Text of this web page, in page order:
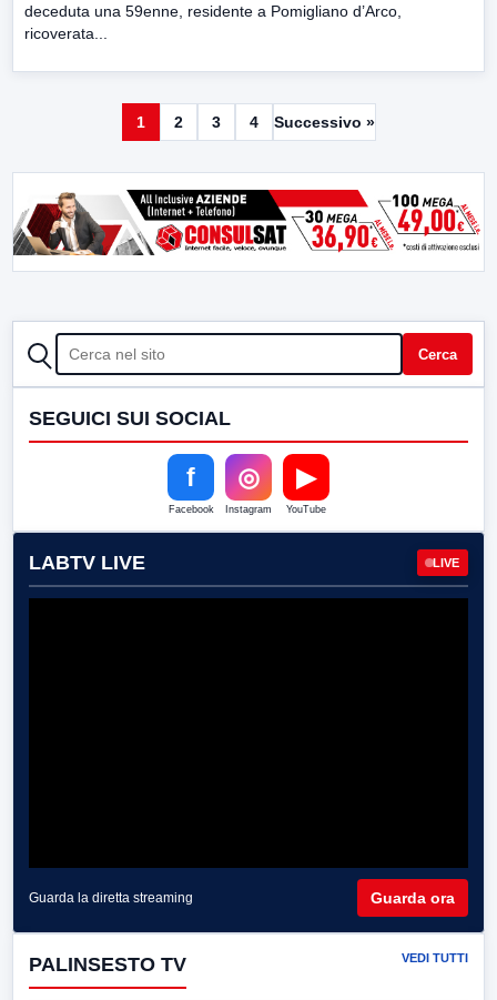
deceduta una 59enne, residente a Pomigliano d’Arco,
ricoverata...
1 2 3 4 Successivo »
CERCA Cerca
SEGUICI SUI SOCIAL
f
Facebook
◎
Instagram
▶
YouTube
LABTV LIVE LIVE
Guarda la diretta streaming Guarda ora
PALINSESTO TV VEDI TUTTI